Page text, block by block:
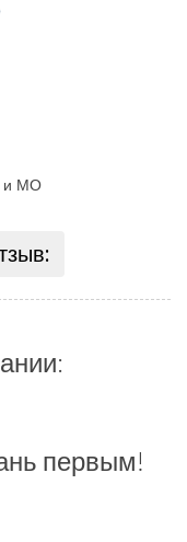
и МО
первым!